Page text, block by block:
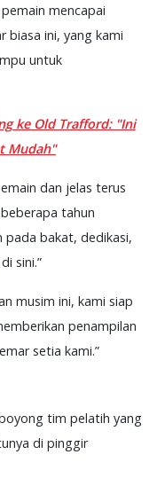
mencapai
biasa ini, yang kami
untuk
ke Old Trafford: "Ini
Mudah"
dan jelas terus
tahun
pada bakat, dedikasi,
sini.”
musim ini, kami siap
penampilan
setia kami.”
tim pelatih yang
di pinggir